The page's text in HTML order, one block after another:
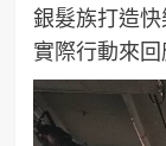
銀髮族打造
實際行動來回